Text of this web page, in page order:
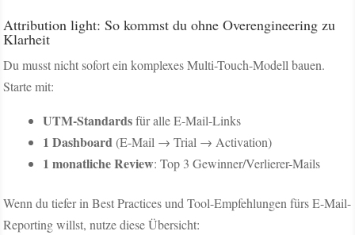
Attribution light: So kommst du ohne Overengineering zu
Klarheit
Du musst nicht sofort ein komplexes Multi-Touch-Modell bauen.
Starte mit:
UTM-Standardsfür alle E-Mail-Links
1 Dashboard(E-Mail → Trial → Activation)
1 monatliche Review: Top 3 Gewinner/Verlierer-Mails
Wenn du tiefer in Best Practices und Tool-Empfehlungen fürs E-Mail-
Reporting willst, nutze diese Übersicht: